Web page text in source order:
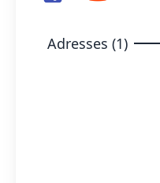
Adresses (1)